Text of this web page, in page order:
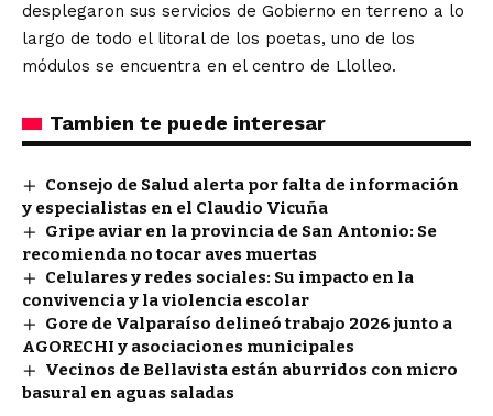
desplegaron sus servicios de Gobierno en terreno a lo
largo de todo el litoral de los poetas, uno de los
módulos se encuentra en el centro de Llolleo.
Tambien te puede interesar
Consejo de Salud alerta por falta de información
y especialistas en el Claudio Vicuña
Gripe aviar en la provincia de San Antonio: Se
recomienda no tocar aves muertas
Celulares y redes sociales: Su impacto en la
convivencia y la violencia escolar
Gore de Valparaíso delineó trabajo 2026 junto a
AGORECHI y asociaciones municipales
Vecinos de Bellavista están aburridos con micro
basural en aguas saladas